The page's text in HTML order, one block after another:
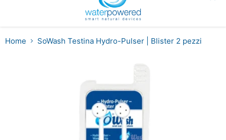
Home SoWash Testina Hydro-Pulser | Blister 2 pezzi